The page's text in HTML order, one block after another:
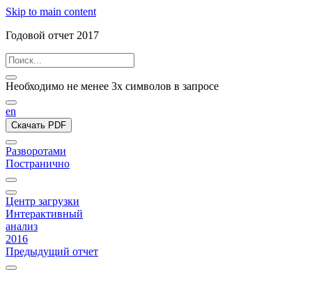
Skip to main content
Годовой отчет 2017
Необходимо не менее 3х символов в запросе
en
Скачать PDF
Разворотами
Постранично
Центр загрузки
Интерактивный
анализ
2016
Предыдущий отчет